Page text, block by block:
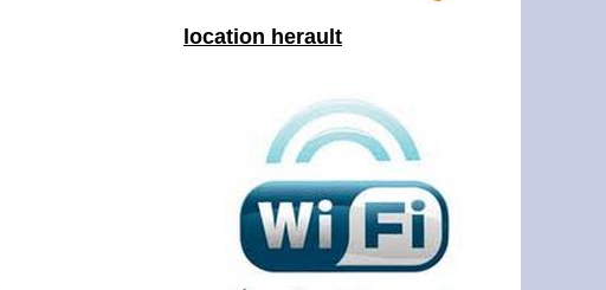
location herault